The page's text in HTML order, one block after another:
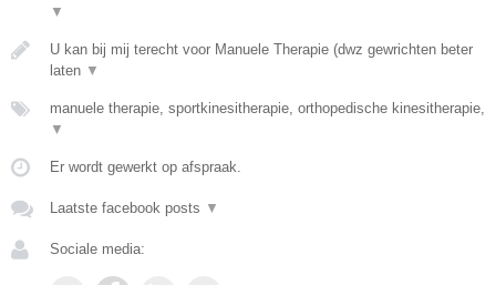
▼
U kan bij mij terecht voor Manuele Therapie (dwz gewrichten beter
laten ▼
manuele therapie, sportkinesitherapie, orthopedische kinesitherapie,
▼
Er wordt gewerkt op afspraak.
Laatste facebook posts ▼
Sociale media: